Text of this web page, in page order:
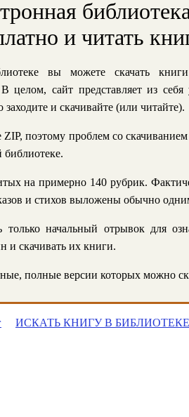
и читать
вы можете скачать
целом, сайт представляет из
и скачивайте (или читайте).
поэтому проблем со
библиотеке.
на примерно 140 рубрик.
и стихов выложены обычно
начальный отрывок для
и скачивать их книги.
полные версии которых можно
ИСКАТЬ КНИГУ В БИБЛИОТЕКЕ